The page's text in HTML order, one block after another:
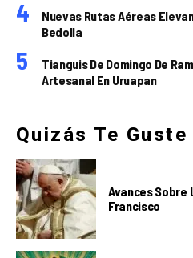
Nuevas Rutas Aéreas
Bedolla
Tianguis De Domingo De
Artesanal En Uruapan
Quizás Te Guste
Avances Sobre
Francisco